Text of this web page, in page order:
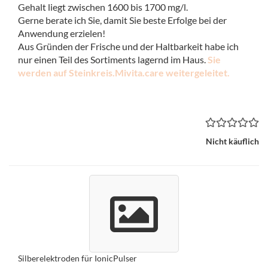
Gehalt liegt zwischen 1600 bis 1700 mg/l.
Gerne berate ich Sie, damit Sie beste Erfolge bei der
Anwendung erzielen!
Aus Gründen der Frische und der Haltbarkeit habe ich
nur einen Teil des Sortiments lagernd im Haus.Sie
werden auf Steinkreis.Mivita.care weitergeleitet.
Nicht käuflich
Silberelektroden für IonicPulser